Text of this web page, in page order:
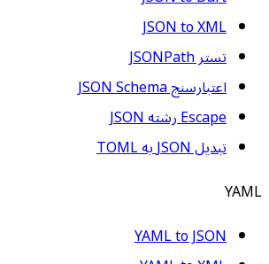
JSON to XML
تستر JSONPath
اعتبارسنج JSON Schema
Escape رشته JSON
تبدیل JSON به TOML
YAML
YAML to JSON